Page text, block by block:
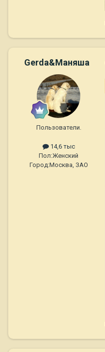
Gerda&Маняша
Пользователи.
14,6 тыс
Пол:Женский
Город:Москва, ЗАО